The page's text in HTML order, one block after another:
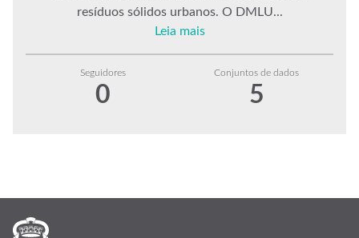
resíduos sólidos urbanos. O DMLU...
Leia mais
Seguidores
0
Conjuntos de dados
5